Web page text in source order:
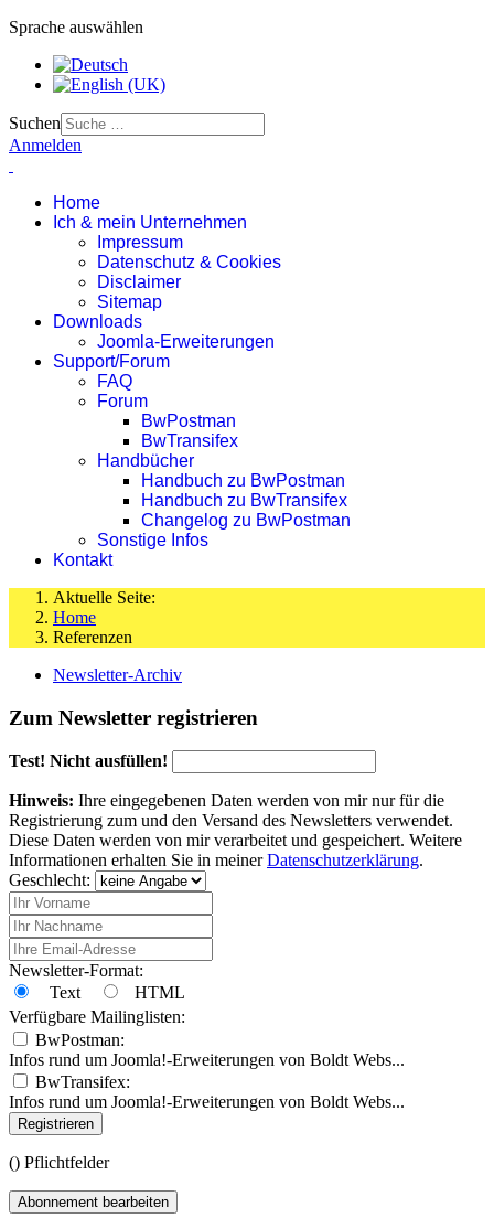
Sprache auswählen
Suchen
Anmelden
Home
Ich & mein Unternehmen
Impressum
Datenschutz & Cookies
Disclaimer
Sitemap
Downloads
Joomla-Erweiterungen
Support/Forum
FAQ
Forum
BwPostman
BwTransifex
Handbücher
Handbuch zu BwPostman
Handbuch zu BwTransifex
Changelog zu BwPostman
Sonstige Infos
Kontakt
Aktuelle Seite:
Home
Referenzen
Newsletter-Archiv
Zum Newsletter registrieren
Test! Nicht ausfüllen!
Hinweis: Ihre eingegebenen Daten werden von mir nur für die
Registrierung zum und den Versand des Newsletters verwendet.
Diese Daten werden von mir verarbeitet und gespeichert. Weitere
Informationen erhalten Sie in meinerDatenschutzerklärung.
Geschlecht:
Newsletter-Format:
Text
HTML
Verfügbare Mailinglisten:
BwPostman:
Infos rund um Joomla!-Erweiterungen von Boldt Webs...
BwTransifex:
Infos rund um Joomla!-Erweiterungen von Boldt Webs...
Registrieren
() Pflichtfelder
Abonnement bearbeiten